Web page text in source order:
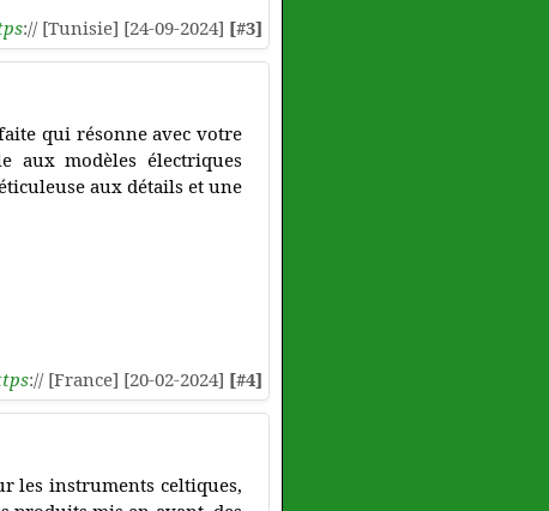
:// [Tunisie] [24-09-2024] [#3]
qui résonne avec votre
aux modèles électriques
aux détails et une
:// [France] [20-02-2024] [#4]
les instruments celtiques,